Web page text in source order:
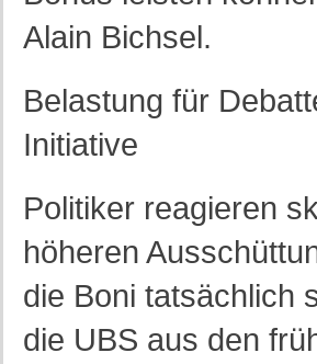
Alain Bichsel.
Belastung für
Initiative
Politiker reagieren
höheren
die Boni tatsächlich
die UBS aus den